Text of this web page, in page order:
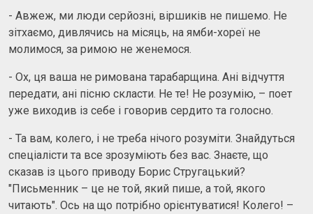
- Авжеж, ми люди серйозні, віршиків не пишемо. Не
зітхаємо, дивлячись на місяць, на ямби-хореї не
молимося, за римою не женемося.
- Ох, ця ваша не римована тарабарщина. Ані відчуття
передати, ані пісню скласти. Не те! Не розумію, – поет
уже виходив із себе і говорив сердито та голосно.
- Та вам, колего, і не треба нічого розуміти. Знайдуться
спеціалісти та все зрозуміють без вас. Знаєте, що
сказав із цього приводу Борис Стругацький?
"Письменник – це не той, який пише, а той, якого
читають". Ось на що потрібно орієнтуватися! Колего! –